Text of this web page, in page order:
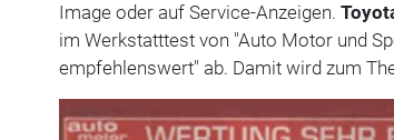
Image oder auf Service-Anzeigen.
im Werkstatttest von "Auto Motor und
empfehlenswert" ab. Damit wird zum